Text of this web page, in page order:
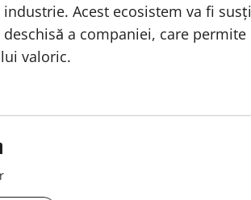
Acest ecosistem va fi
a companiei, care
valoric.